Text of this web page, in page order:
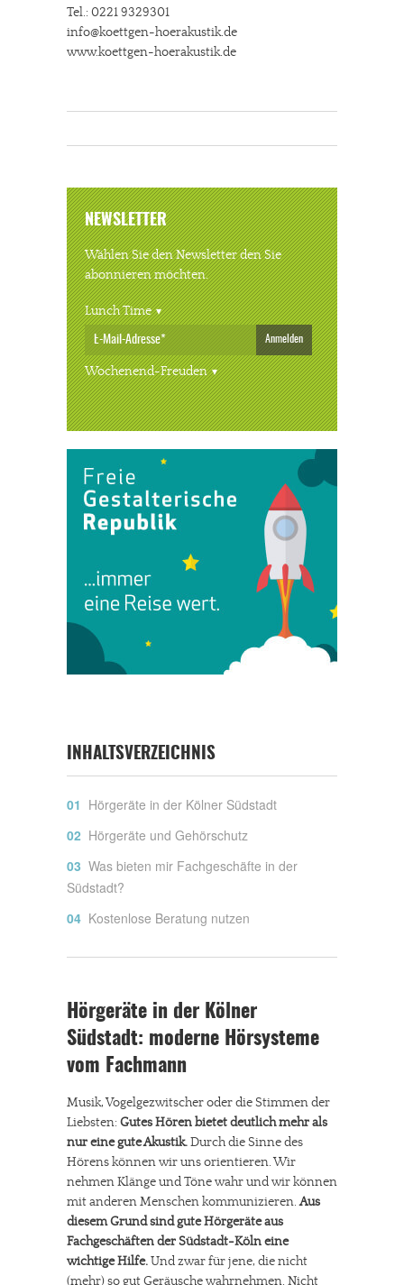
Tel.: 0221 9329301
info@koettgen-hoerakustik.de
www.koettgen-hoerakustik.de
NEWSLETTER
Wählen Sie den Newsletter den Sie
abonnieren möchten.
Lunch Time
Anmelden
Wochenend-Freuden
INHALTSVERZEICHNIS
Hörgeräte in der Kölner Südstadt
Hörgeräte und Gehörschutz
Was bieten mir Fachgeschäfte in der
Südstadt?
Kostenlose Beratung nutzen
Hörgeräte in der Kölner
Südstadt: moderne Hörsysteme
vom Fachmann
Musik, Vogelgezwitscher oder die Stimmen der
Liebsten: Gutes Hören bietet deutlich mehr als
nur eine gute Akustik.Durch die Sinne des
Hörens können wir uns orientieren. Wir
nehmen Klänge und Töne wahr und wir können
mit anderen Menschen kommunizieren.Aus
diesem Grund sind gute Hörgeräte aus
Fachgeschäften der Südstadt-Köln eine
wichtige Hilfe.Und zwar für jene, die nicht
(mehr) so gut Geräusche wahrnehmen. Nicht